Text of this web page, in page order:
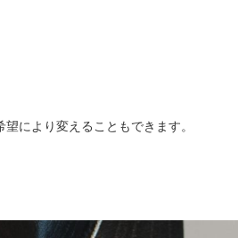
により変えることもできます。